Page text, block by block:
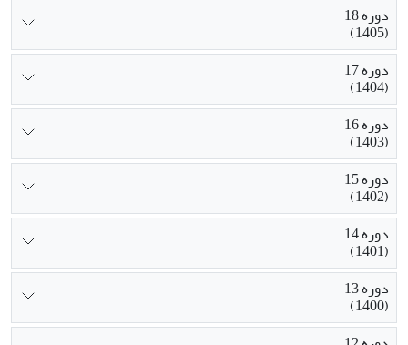
دوره 18
(1405)
دوره 17
(1404)
دوره 16
(1403)
دوره 15
(1402)
دوره 14
(1401)
دوره 13
(1400)